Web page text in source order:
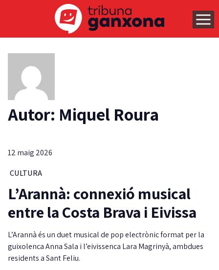
Autor: Miquel Roura
12 maig 2026
CULTURA
L’Arannà: connexió musical
entre la Costa Brava i Eivissa
L’Arannà és un duet musical de pop electrònic format per la
guixolenca Anna Sala i l’eivissenca Lara Magrinyà, ambdues
residents a Sant Feliu.